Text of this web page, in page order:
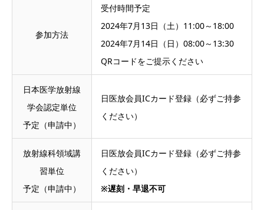
参加方法
受付時間予定
2024年7月13日（土）11:00～18:00
2024年7月14日（日）08:00～13:30
QRコードをご提示ください
日本医学放射線
学会認定単位
予定（申請中）
日医放会員ICカード登録（必ずご持参
ください）
放射線科領域講
習単位
予定（申請中）
日医放会員ICカード登録（必ずご持参
ください）
※遅刻・早退不可